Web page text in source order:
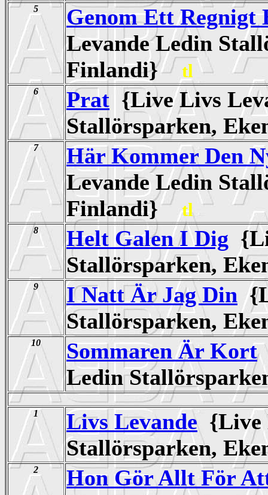
5
Genom Ett Regnigt
Levande Ledin
Finlandi} tl
6 Prat {Live Livs
Stallörsparken,
7
Här Kommer Den
Levande Ledin
Finlandi}tl
8 Helt Galen I Dig
Stallörsparken,
9 I Natt Är Jag Din
Stallörsparken,
10 Sommaren Är Kort
Ledin
1 Livs Levande {Live
Stallörsparken,
2
Hon Gör Allt För